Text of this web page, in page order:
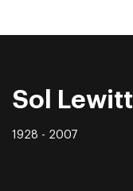
Sol Lewitt
1928 - 2007